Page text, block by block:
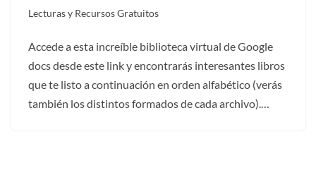
Lecturas y Recursos Gratuitos
Accede a esta increíble biblioteca virtual de Google
docs desde este link y encontrarás interesantes libros
que te listo a continuación en orden alfabético (verás
también los distintos formados de cada archivo).…